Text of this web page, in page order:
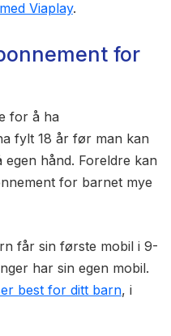
Viaplay.
for
for å ha
fylt 18 år før man kan
hånd. Foreldre kan
for barnet mye
får sin første mobil i 9-
har sin egen mobil.
best for ditt barn, i